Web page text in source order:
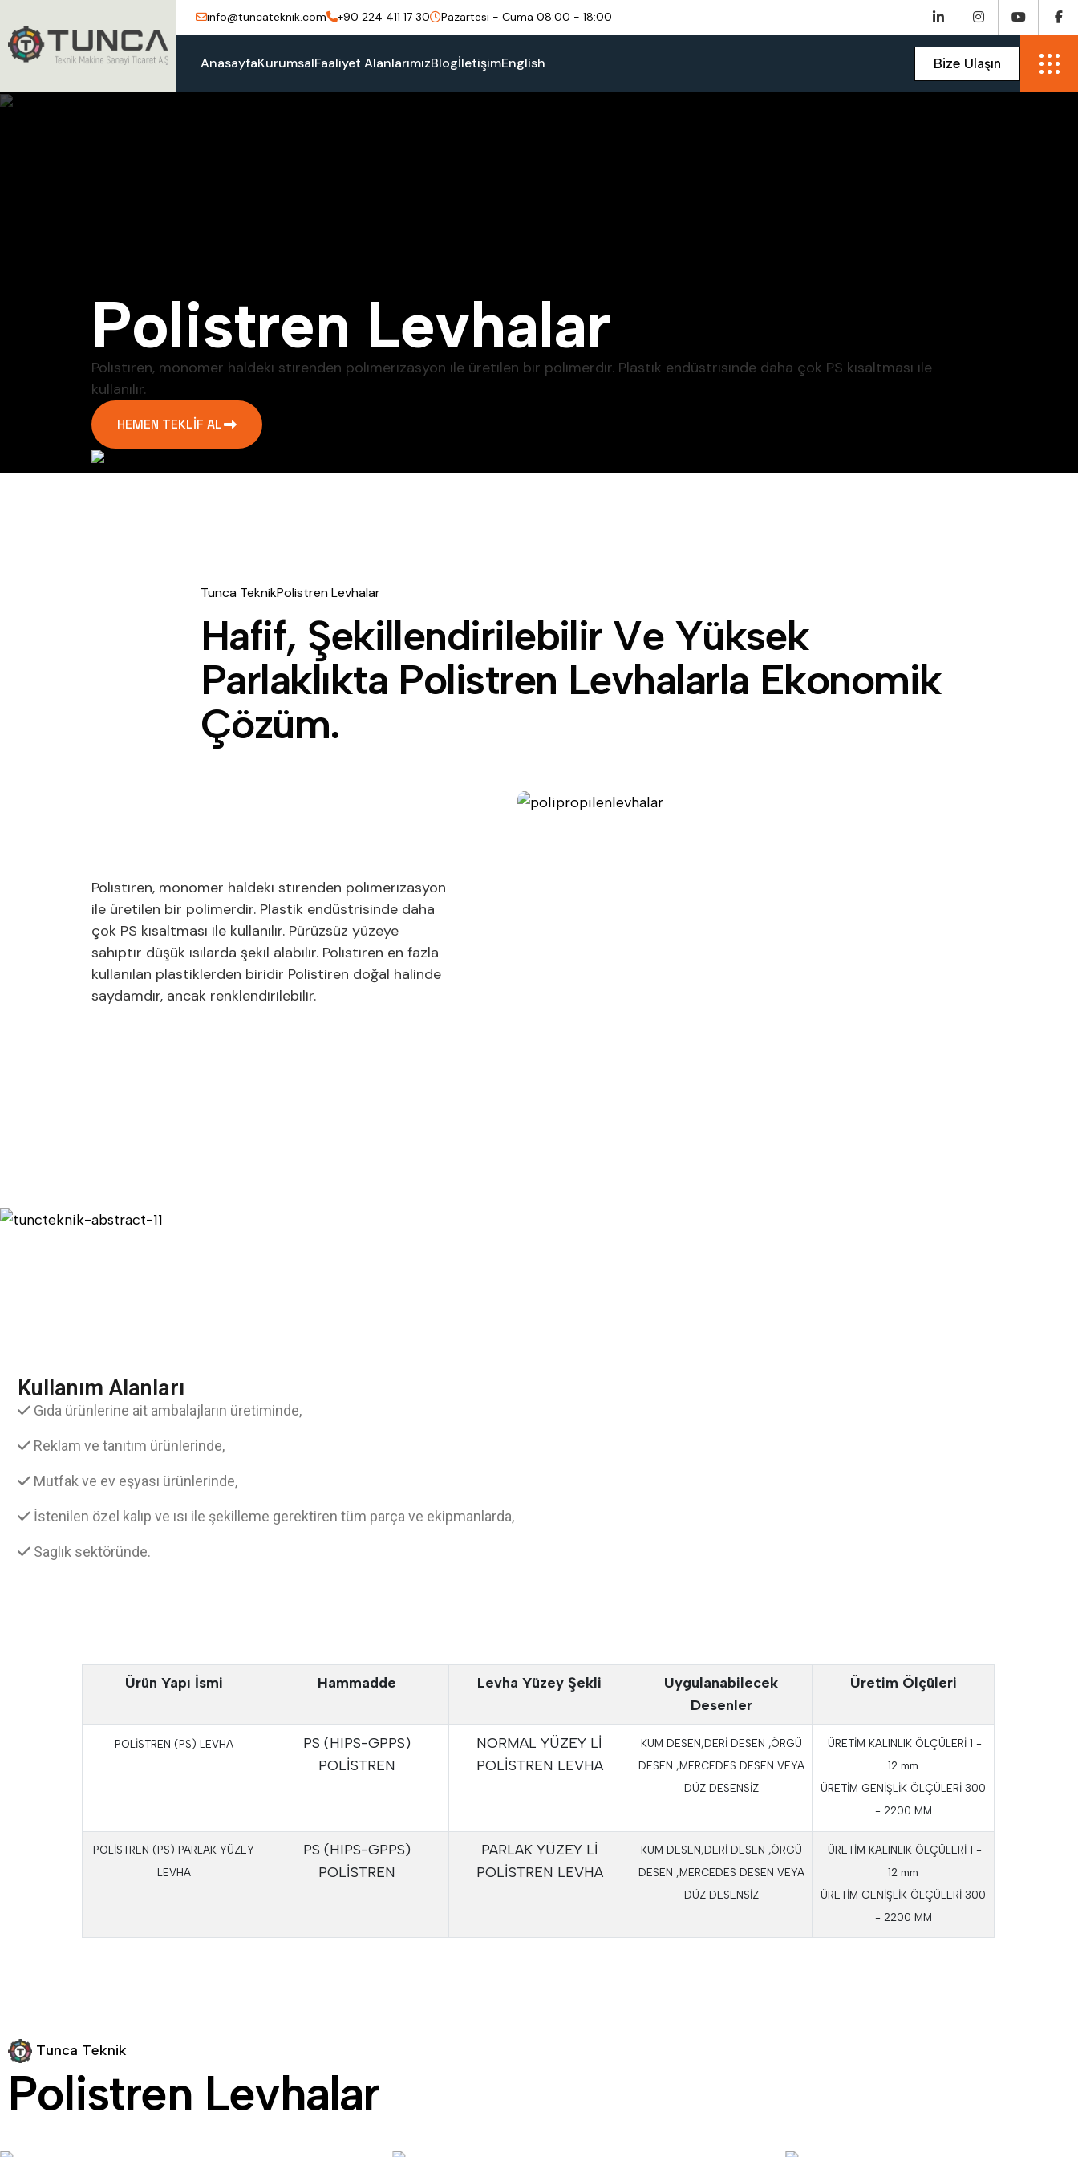
info@tuncateknik.com +90 224 411 17 30 Pazartesi - Cuma 08:00 - 18:00
AnasayfaKurumsalFaaliyet AlanlarımızBlogİletişimEnglish
Polistren Levhalar
Polistiren, monomer haldeki stirenden polimerizasyon ile üretilen bir polimerdir. Plastik endüstrisinde daha çok PS kısaltması ile
kullanılır.
HEMEN TEKLIF AL
Tunca TeknikPolistrenLevhalar
Hafif, Şekillendirilebilir Ve Yüksek
Parlaklıkta Polistren Levhalarla Ekonomik
Çözüm.
Polistiren, monomer haldeki stirenden polimerizasyon
ile üretilen bir polimerdir. Plastik endüstrisinde daha
çok PS kısaltması ile kullanılır. Pürüzsüz yüzeye
sahiptir düşük ısılarda şekil alabilir. Polistiren en fazla
kullanılan plastiklerden biridir Polistiren doğal halinde
saydamdır, ancak renklendirilebilir.
Kullanım Alanları
Gıda ürünlerine ait ambalajların üretiminde,
Reklam ve tanıtım ürünlerinde,
Mutfak ve ev eşyası ürünlerinde,
İstenilen özel kalıp ve ısı ile şekilleme gerektiren tüm parça ve ekipmanlarda,
Saglık sektöründe.
Ürün Yapı İsmi Hammadde Levha Yüzey Şekli
Uygulanabilecek
Desenler
Üretim Ölçüleri
POLİSTREN (PS) LEVHA
PS (HIPS-GPPS)
POLİSTREN
NORMAL YÜZEY Lİ
POLİSTREN LEVHA
KUM DESEN,DERİ DESEN ,ÖRGÜ
DESEN ,MERCEDES DESEN VEYA
DÜZ DESENSİZ
ÜRETİM KALINLIK ÖLÇÜLERİ 1 -
12 mm
ÜRETİM GENİŞLİK ÖLÇÜLERİ 300
- 2200 MM
POLİSTREN (PS) PARLAK YÜZEY
LEVHA
PS (HIPS-GPPS)
POLİSTREN
PARLAK YÜZEY Lİ
POLİSTREN LEVHA
KUM DESEN,DERİ DESEN ,ÖRGÜ
DESEN ,MERCEDES DESEN VEYA
DÜZ DESENSİZ
ÜRETİM KALINLIK ÖLÇÜLERİ 1 -
12 mm
ÜRETİM GENİŞLİK ÖLÇÜLERİ 300
- 2200 MM
Tunca Teknik
Polistren Levhalar